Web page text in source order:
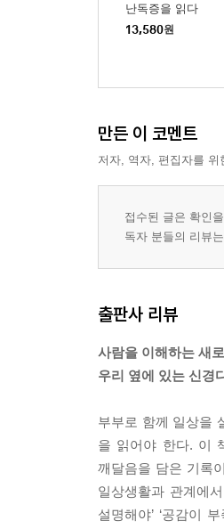
3부. 변화의 세계
2. 검사 중
3. 검사 후
갈색 무지 봉지 | 피
스누피의 정체성 |
4부. 스펙트럼의 세계
2. 내 안의 스누피
3. 물결에 파동을
나오며: 맞닿은 두 개
감사의 글
난독증을 읽다
13,580원
만든 이 코멘트
저자, 역자, 편집자를
접수된 글은 확인
독자 분들의 리뷰
출판사 리뷰
사람을 이해하는 새
우리 옆에 있는 신경
부부로 함께 일상을
을 읽어야 한다. 이
깨달음을 담은 기록
일상생활과 관계에
설명해야’ ‘공감이